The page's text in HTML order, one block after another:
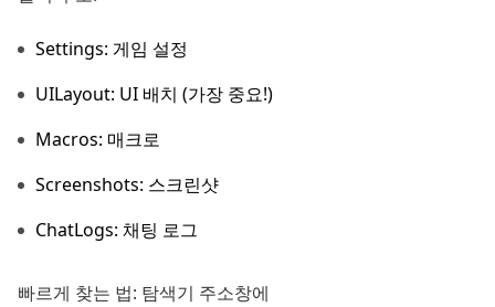
Settings: 게임 설정
UILayout: UI 배치 (가장 중요!)
Macros: 매크로
Screenshots: 스크린샷
ChatLogs: 채팅 로그
빠르게 찾는 법: 탐색기 주소창에